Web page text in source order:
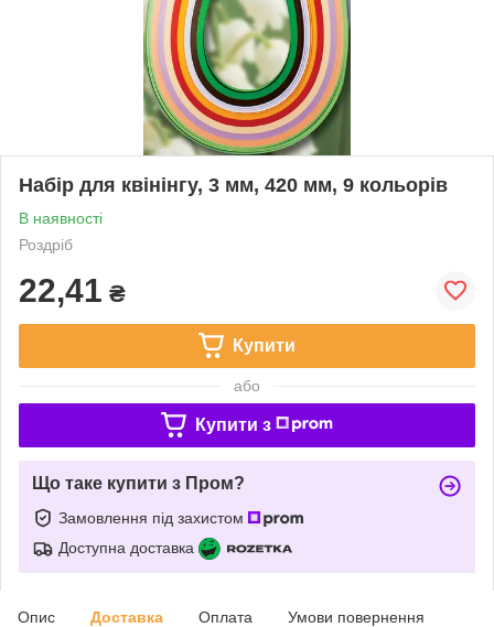
Набір для квінінгу, 3 мм, 420 мм, 9 кольорів
В наявності
Роздріб
22,41 ₴
Купити
або
Купити з
Що таке купити з Пром?
Замовлення під захистом
Доступна доставка
Опис Доставка Оплата Умови повернення